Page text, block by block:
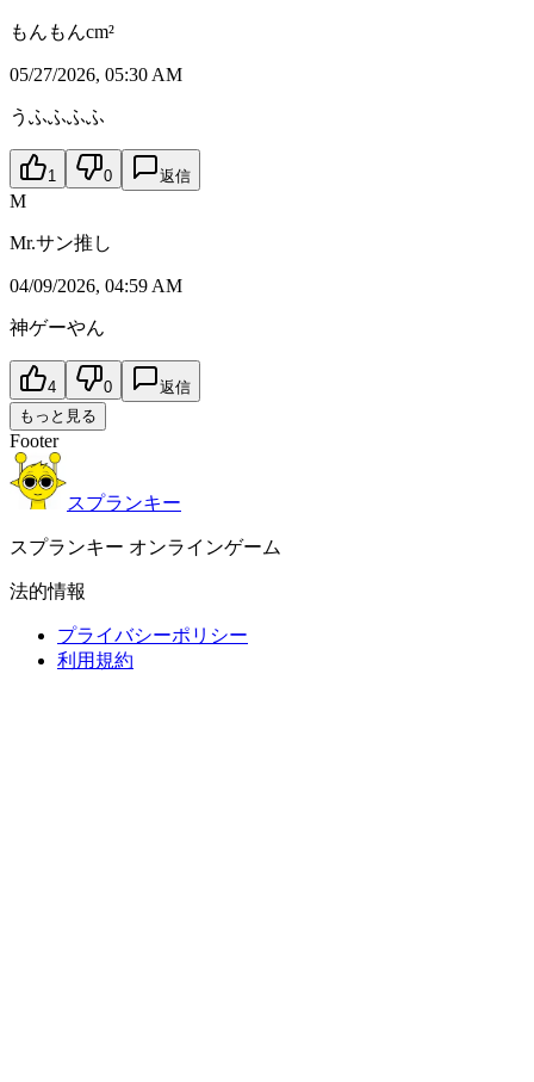
もんもんcm²
05/27/2026, 05:30 AM
うふふふふ
1 0 返信
M
Mr.サン推し
04/09/2026, 04:59 AM
神ゲーやん
4 0
返信
もっと見る
Footer
スプランキー
スプランキー オンラインゲーム
法的情報
プライバシーポリシー
利用規約